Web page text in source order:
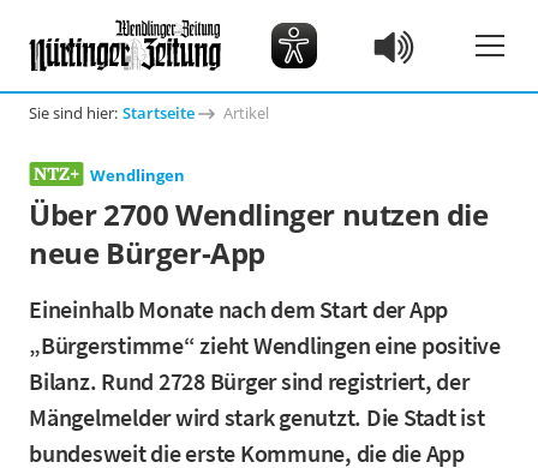
Sie sind hier: Startseite Artikel
Wendlingen
Über 2700 Wendlinger nutzen die
neue Bürger-App
Eineinhalb Monate nach dem Start der App
„Bürgerstimme“ zieht Wendlingen eine positive
Bilanz. Rund 2728 Bürger sind registriert, der
Mängelmelder wird stark genutzt. Die Stadt ist
bundesweit die erste Kommune, die die App